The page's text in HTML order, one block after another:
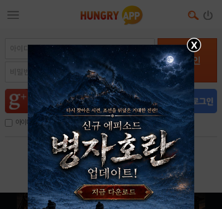
로그인
아이디, 이메일 저장
아이디 / 비밀번호 찾기 회원가입
X